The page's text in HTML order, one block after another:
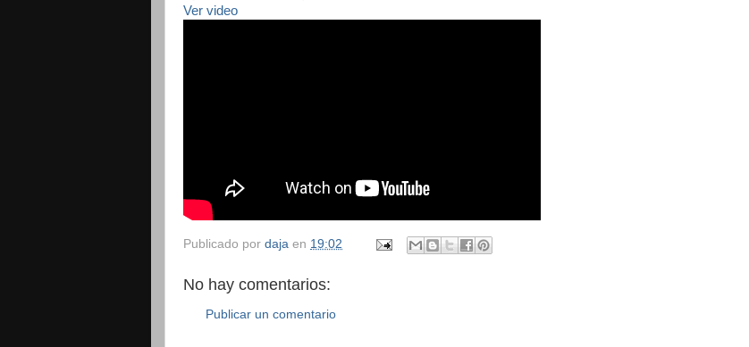
Ver video
Publicado por daja en 19:02
No hay comentarios:
Publicar un comentario